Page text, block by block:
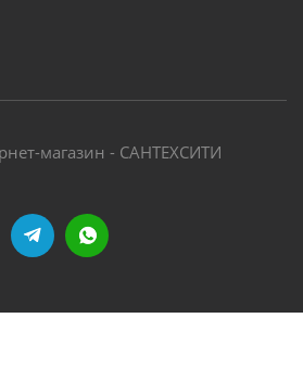
магазин - САНТЕХСИТИ